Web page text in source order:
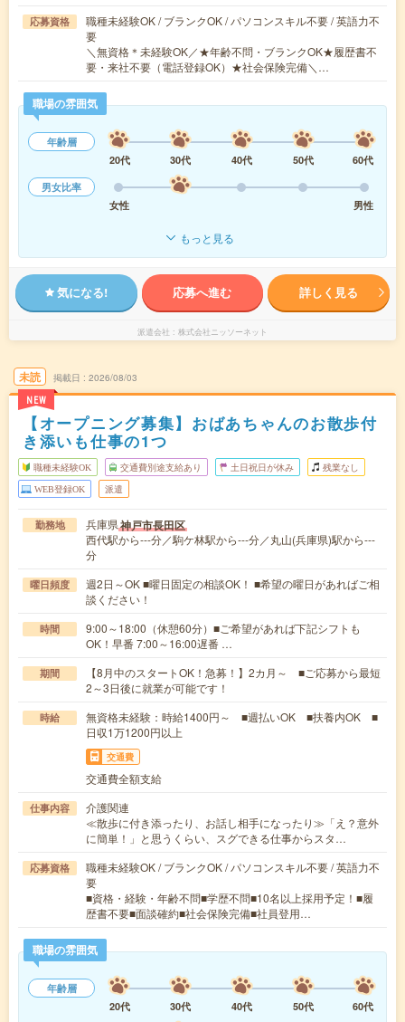
応募資格
職種未経験OK / ブランクOK / パソコンスキル不要 / 英語力不
要
＼無資格＊未経験OK／★年齢不問・ブランクOK★履歴書不
要・来社不要（電話登録OK）★社会保険完備＼…
職場の雰囲気
年齢層
20代
30代 40代 50代
60代
男女比率
女性
男性
もっと見る
気になる! 応募へ進む 詳しく見る
派遣会社 株式会社ニッソーネット
未読
NEW
掲載日 2026/08/03
【オープニング募集】おばあちゃんのお散歩付
き添いも仕事の1つ
職種未経験OK 交通費別途支給あり 土日祝日が休み 残業なし
WEB登録OK 派遣
勤務地 兵庫県神戸市長田区
西代駅から---分／駒ケ林駅から---分／丸山(兵庫県)駅から---
分
曜日頻度
週2日～OK ■曜日固定の相談OK！ ■希望の曜日があればご相
談ください！
時間
9:00～18:00（休憩60分）■ご希望があれば下記シフトも
OK！早番 7:00～16:00遅番 …
期間
【8月中のスタートOK！急募！】2カ月～ ■ご応募から最短
2～3日後に就業が可能です！
時給
無資格未経験：時給1400円～ ■週払いOK ■扶養内OK ■
日収1万1200円以上
交通費
交通費全額支給
仕事内容
介護関連
≪散歩に付き添ったり、お話し相手になったり≫「え？意外
に簡単！」と思うくらい、スグできる仕事からスタ…
応募資格
職種未経験OK / ブランクOK / パソコンスキル不要 / 英語力不
要
■資格・経験・年齢不問■学歴不問■10名以上採用予定！■履
歴書不要■面談確約■社会保険完備■社員登用…
職場の雰囲気
年齢層
20代
30代 40代 50代
60代